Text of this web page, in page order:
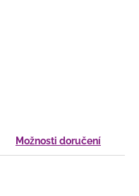
Možnosti doručení